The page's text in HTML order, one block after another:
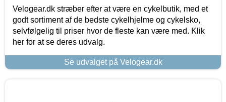
Velogear.dk stræber efter at være en cykelbutik, med et
godt sortiment af de bedste cykelhjelme og cykelsko,
selvfølgelig til priser hvor de fleste kan være med. Klik
her for at se deres udvalg.
Se udvalget på Velogear.dk